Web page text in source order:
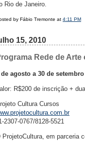
Rio de Janeiro.
by Fábio Tremonte at 4:11 PM
15, 2010
Rede de
de agosto a 30 de
R$200 de inscrição +
Cultura Cursos
2307-0767/8128-5521
ProjetoCultura, em parceria